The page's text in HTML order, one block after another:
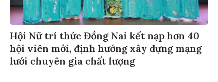
Hội Nữ trí thức Đồng Nai kết nạp hơn 40
hội viên mới, định hướng xây dựng mạng
lưới chuyên gia chất lượng